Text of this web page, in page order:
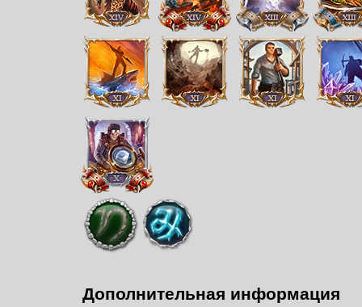
Дополнительная информация